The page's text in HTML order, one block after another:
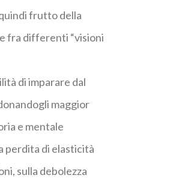
frutto della
fra differenti “visioni
di imparare dal
maggior
e mentale
perdita di elasticità
sulla debolezza